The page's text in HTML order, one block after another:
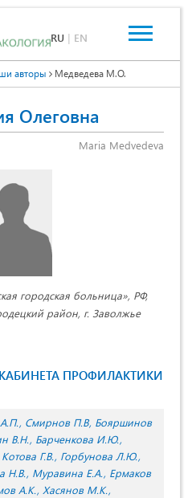
RU | EN
авторы Медведева М.О.
Олеговна
Maria Medvedeva
городская больница», РФ,
район, г. Заволжье
ПРОФИЛАКТИКИ
Смирнов П.В Бояршинов
В.Н. Барченкова И.Ю.
Котова Г.В. Горбунова Л.Ю.
Н.В. Муравина Е.А. Ермаков
А.К. Хасянов М.К.